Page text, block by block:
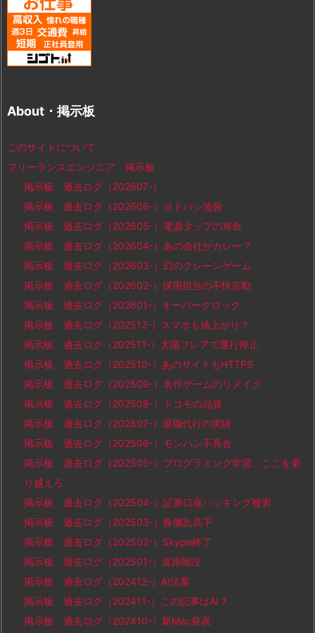
About・掲示板
このサイトについて
フリーランスエンジニア 掲示板
掲示板 過去ログ（202607-）
掲示板 過去ログ（202606-）ヨドバシ池袋
掲示板 過去ログ（202605-）電源タップの寿命
掲示板 過去ログ（202604-）あの会社がカレー？
掲示板 過去ログ（202603-）幻のクレーンゲーム
掲示板 過去ログ（202602-）採用担当の不快言動
掲示板 過去ログ（202601-）オーバークロック
掲示板 過去ログ（202512-）スマホも値上がり？
掲示板 過去ログ（202511-）太陽フレアで運行停止
掲示板 過去ログ（202510-）あのサイトもHTTPS
掲示板 過去ログ（202509-）名作ゲームのリメイク
掲示板 過去ログ（202508-）ドコモの品質
掲示板 過去ログ（202507-）退職代行の実績
掲示板 過去ログ（202506-）モンハン不具合
掲示板 過去ログ（202505-）プログラミング学習、ここを乗
り越えろ
掲示板 過去ログ（202504-）証券口座ハッキング被害
掲示板 過去ログ（202503-）株価乱高下
掲示板 過去ログ（202502-）Skype終了
掲示板 過去ログ（202501-）道路陥没
掲示板 過去ログ（202412-）AI法案
掲示板 過去ログ（202411-）この記事はAI？
掲示板 過去ログ（202410-）新Mac発表